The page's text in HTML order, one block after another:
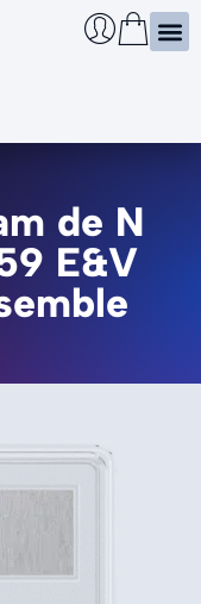
de N
E&V